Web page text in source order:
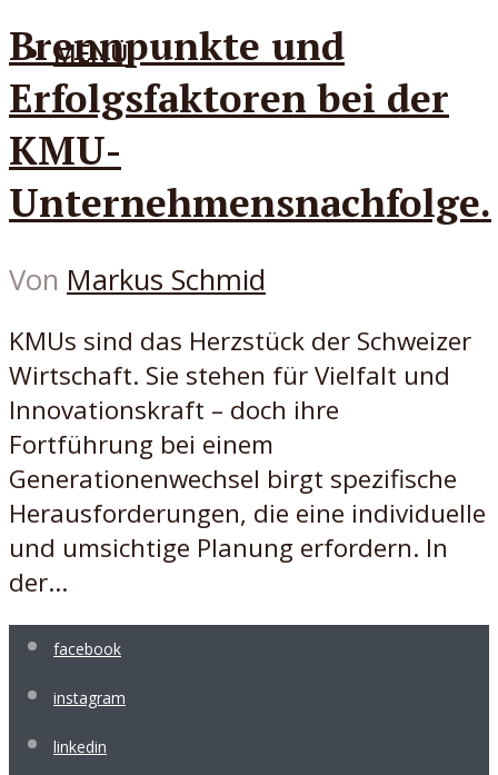
MENÜ
Brennpunkte und
Erfolgsfaktoren bei der
KMU-
Unternehmensnachfolge.
Von Markus Schmid
KMUs sind das Herzstück der Schweizer
Wirtschaft. Sie stehen für Vielfalt und
Innovationskraft – doch ihre
Fortführung bei einem
Generationenwechsel birgt spezifische
Herausforderungen, die eine individuelle
und umsichtige Planung erfordern. In
der...
facebook
instagram
linkedin